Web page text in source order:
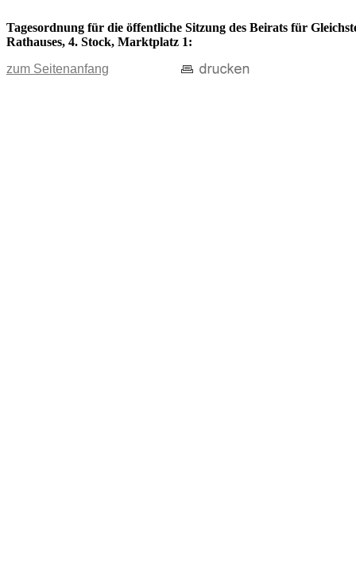
Tagesordnung für die öffentliche Sitzung des Beirats für
Rathauses, 4. Stock, Marktplatz 1:
zum Seitenanfang